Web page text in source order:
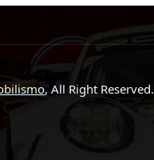
, All Right Reserved.